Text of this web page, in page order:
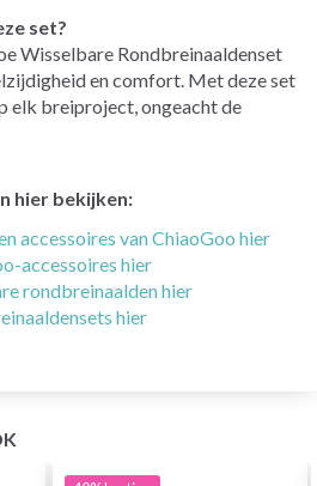
set?
Wisselbare Rondbreinaaldenset
en comfort. Met deze set
elk breiproject, ongeacht de
hier bekijken:
accessoires van ChiaoGoo hier
accessoires hier
rondbreinaalden hier
hier